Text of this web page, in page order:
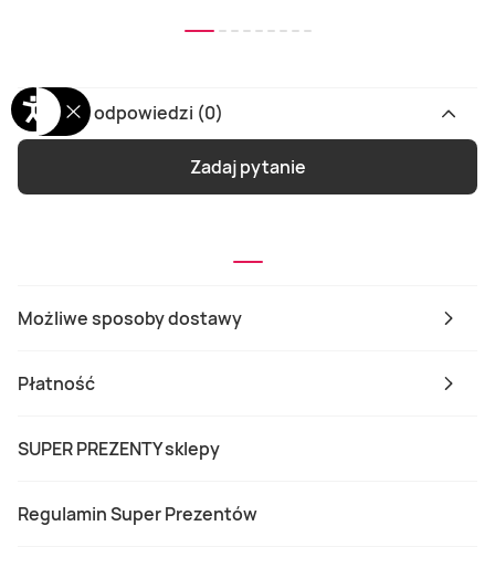
Możliwe sposoby dostawy
Płatność
SUPER PREZENTY sklepy
Regulamin Super Prezentów
Pytania i odpowiedzi (0)
Zadaj pytanie